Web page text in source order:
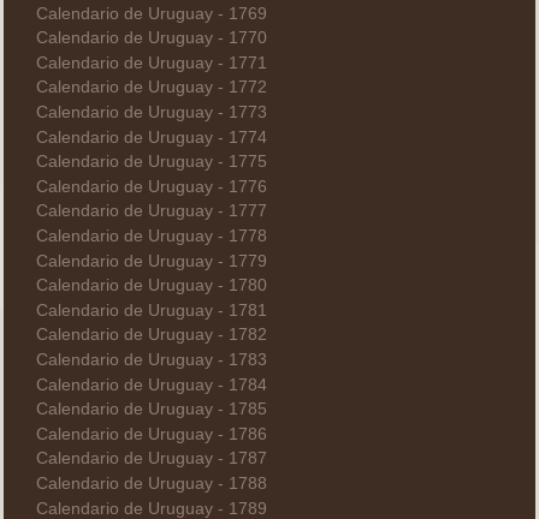
Calendario de Uruguay - 1769
Calendario de Uruguay - 1770
Calendario de Uruguay - 1771
Calendario de Uruguay - 1772
Calendario de Uruguay - 1773
Calendario de Uruguay - 1774
Calendario de Uruguay - 1775
Calendario de Uruguay - 1776
Calendario de Uruguay - 1777
Calendario de Uruguay - 1778
Calendario de Uruguay - 1779
Calendario de Uruguay - 1780
Calendario de Uruguay - 1781
Calendario de Uruguay - 1782
Calendario de Uruguay - 1783
Calendario de Uruguay - 1784
Calendario de Uruguay - 1785
Calendario de Uruguay - 1786
Calendario de Uruguay - 1787
Calendario de Uruguay - 1788
Calendario de Uruguay - 1789